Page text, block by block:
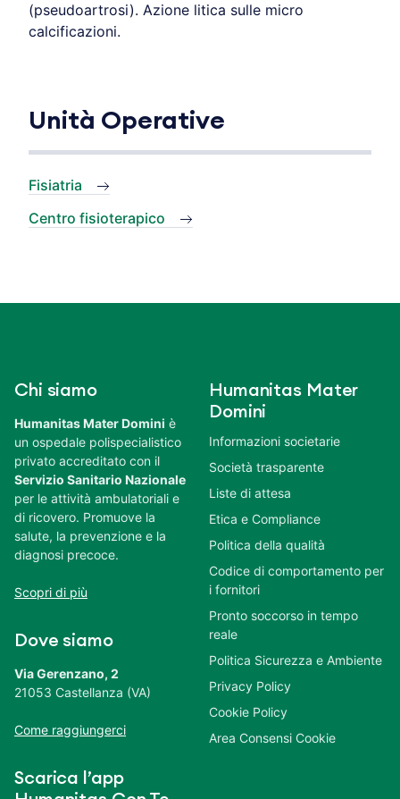
(pseudoartrosi). Azione litica sulle micro
calcificazioni.
Unità Operative
Fisiatria
Centro fisioterapico
Chi siamo
Humanitas Mater Domini è
un ospedale polispecialistico
privato accreditato con il
Servizio Sanitario Nazionale
per le attività ambulatoriali e
di ricovero. Promuove la
salute, la prevenzione e la
diagnosi precoce.
Scopri di più
Dove siamo
Via Gerenzano, 2
21053 Castellanza (VA)
Come raggiungerci
Scarica l’app
Humanitas Mater
Domini
Informazioni societarie
Società trasparente
Liste di attesa
Etica e Compliance
Politica della qualità
Codice di comportamento per
i fornitori
Pronto soccorso in tempo
reale
Politica Sicurezza e Ambiente
Privacy Policy
Cookie Policy
Area Consensi Cookie